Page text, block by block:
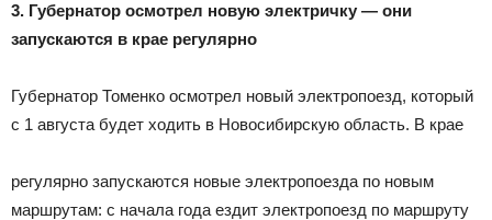
3. Губернатор осмотрел новую электричку — они
запускаются в крае регулярно
Губернатор Томенко осмотрел новый электропоезд, который
с 1 августа будет ходить в Новосибирскую область. В крае
регулярно запускаются новые электропоезда по новым
маршрутам: с начала года ездит электропоезд по маршруту